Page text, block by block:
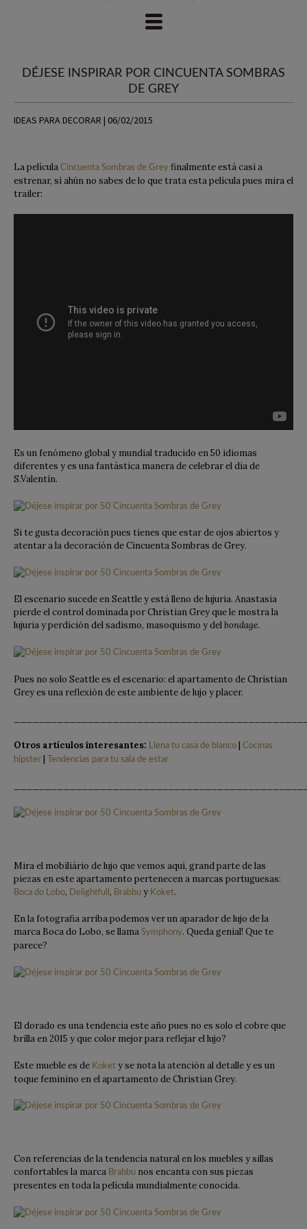
DÉJESE INSPIRAR POR CINCUENTA SOMBRAS
DE GREY
IDEAS PARA DECORAR | 06/02/2015
La película Cincuenta Sombras de Grey finalmente está casi a
estrenar, sí ahún no sabes de lo que trata esta película pues mira el
trailer:
Es un fenómeno global y mundial traducido en 50 idiomas
diferentes y es una fantástica manera de celebrar el dia de
S.Valentín.
Si te gusta decoración pues tienes que estar de ojos abiertos y
atentar a la decoración de Cincuenta Sombras de Grey.
El escenario sucede en Seattle y está lleno de lujuria. Anastasia
pierde el control dominada por Christian Grey que le mostra la
lujuria y perdición del sadismo, masoquismo y delbondage.
Pues no solo Seattle es el escenario: el apartamento de Christian
Grey es una reflexión de este ambiente de lujo y placer.
Otros artículos interesantes: Llena tu casa de blanco | Cocinas
hipster | Tendencias para tu sala de estar
Mira el mobiliário de lujo que vemos aquí, grand parte de las
piezas en este apartamento pertenecen a marcas portuguesas:
Boca do Lobo, Delightfull , Brabbu y Koket.
En la fotografia arriba podemos ver un aparador de lujo de la
marca Boca do Lobo, se llama Symphony. Queda genial! Que te
parece?
El dorado es una tendencia este año pues no es solo el cobre que
brilla en 2015 y que color mejor para reflejar el lujo?
Este mueble es de Koket y se nota la atención al detalle y es un
toque feminino en el apartamento de Christian Grey.
Con referencias de la tendencia natural en los muebles y sillas
confortables la marca Brabbu nos encanta con sus piezas
presentes en toda la película mundialmente conocida.